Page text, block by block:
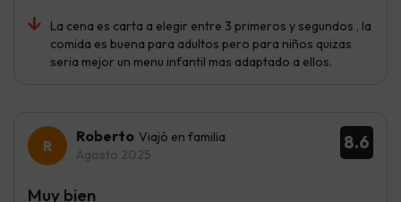
La cena es carta a elegir entre 3 primeros y segundos , la
comida es buena para adultos pero para niños quizas
seria mejor un menu infantil mas adaptado a ellos.
8.6
Roberto Viajó en familia
Agosto 2025
Muy bien